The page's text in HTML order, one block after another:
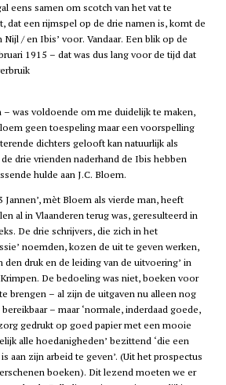
eens samen om scotch van het vat te
dat een rijmspel op de drie namen is, komt de
Nijl / en Ibis’ voor. Vandaar. Een blik op de
1915 – dat was dus lang voor de tijd dat
was voldoende om me duidelijk te maken,
geen toespeling maar een voorspelling
dichters gelooft kan natuurlijk als
drie vrienden naderhand de Ibis hebben
hulde aan J.C. Bloem.
Jannen’, mèt Bloem als vierde man, heeft
al in Vlaanderen terug was, geresulteerd in
De drie schrijvers, die zich in het
noemden, kozen de uit te geven werken,
den druk en de leiding van de uitvoering’ in
De bedoeling was niet, boeken voor
brengen – al zijn de uitgaven nu alleen nog
– maar ‘normale, inderdaad goede,
gedrukt op goed papier met een mooie
alle hoedanigheden’ bezittend ‘die een
aan zijn arbeid te geven’. (Uit het prospectus
boeken). Dit lezend moeten we er